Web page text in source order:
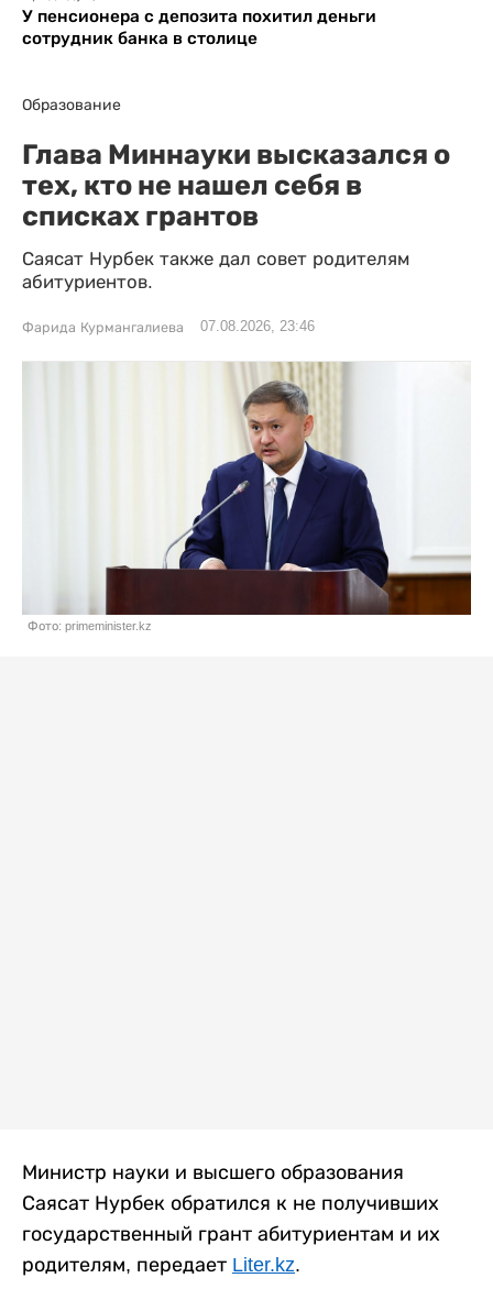
У пенсионера с депозита похитил деньги
сотрудник банка в столице
Образование
Глава Миннауки высказался о
тех, кто не нашел себя в
списках грантов
Саясат Нурбек также дал совет родителям
абитуриентов.
Фарида Курмангалиева 07.08.2026, 23:46
Фото: primeminister.kz
Министр науки и высшего образования
Саясат Нурбек обратился к не получивших
государственный грант абитуриентам и их
родителям, передает Liter.kz.